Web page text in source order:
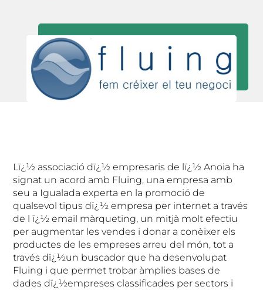
Lï¿½ associació dï¿½ empresaris de lï¿½ Anoia ha
signat un acord amb Fluing, una empresa amb
seu a Igualada experta en la promoció de
qualsevol tipus dï¿½ empresa per internet a través
de l
ï¿½ email màrqueting, un mitjà molt efectiu
per augmentar les vendes i donar a conèixer els
productes de les empreses arreu del món, tot a
través dï¿½un buscador que ha desenvolupat
Fluing i que permet trobar àmplies bases de
dades dï¿½empreses classificades per sectors i